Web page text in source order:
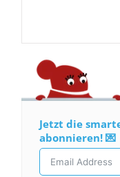
Jetzt die
abonnieren! 💌